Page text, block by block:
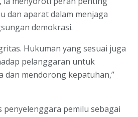
dan aparat dalam menjaga
demokrasi.
Hukuman yang sesuai juga
pelanggaran untuk
dan mendorong kepatuhan,”
pemilu sebagai